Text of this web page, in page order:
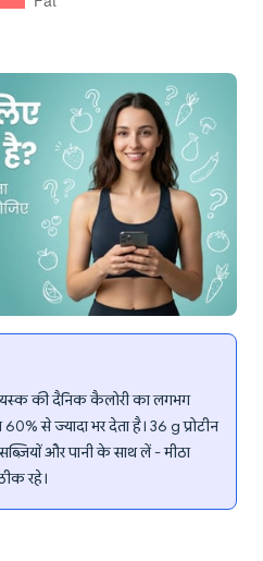
की दैनिक कैलोरी का लगभग
से ज्यादा भर देता है। 36 g प्रोटीन
और पानी के साथ लें - मीठा
रहे।